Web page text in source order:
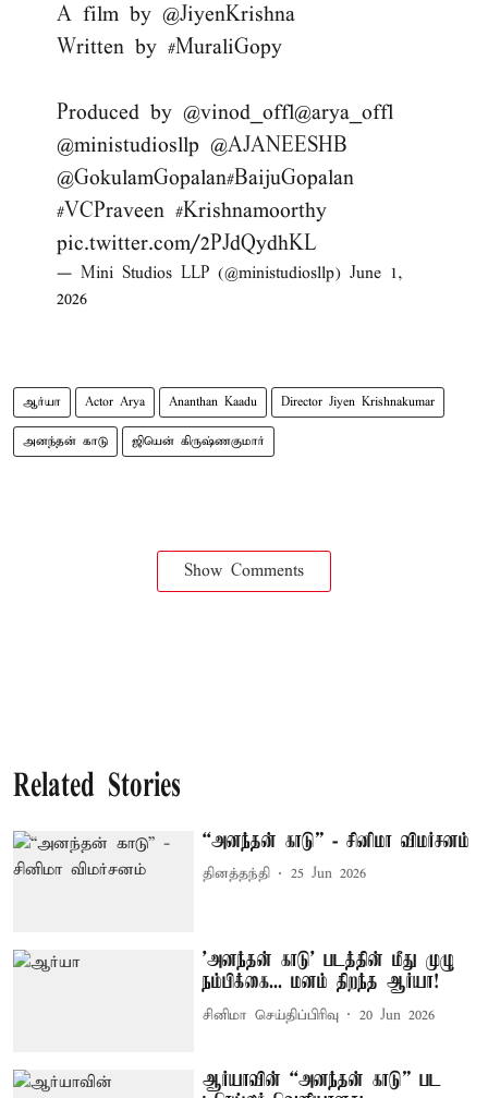
A film by @JiyenKrishna
Written by #MuraliGopy
Produced by @vinod_offl@arya_offl
@ministudiosllp @AJANEESHB
@GokulamGopalan#BaijuGopalan
#VCPraveen #Krishnamoorthy
pic.twitter.com/2PJdQydhKL
— Mini Studios LLP (@ministudiosllp) June 1,
2026
ஆர்யா Actor Arya Ananthan Kaadu Director Jiyen Krishnakumar
அனந்தன் காடு ஜியென் கிருஷ்ணகுமார்
Show Comments
Related Stories
“அனந்தன் காடு” - சினிமா விமர்சனம்
தினத்தந்தி 25 Jun 2026
'அனந்தன் காடு' படத்தின் மீது முழு
நம்பிக்கை... மனம் திறந்த ஆர்யா!
சினிமா செய்திப்பிரிவு 20 Jun 2026
ஆர்யாவின் “அனந்தன் காடு” பட